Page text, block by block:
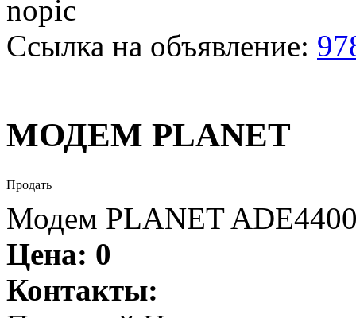
Ссылка на объявление:
МОДЕМ PLANET
Продать
Модем PLANET
Цена: 0
Контакты: